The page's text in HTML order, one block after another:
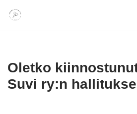
Oletko
Suvi ry:n